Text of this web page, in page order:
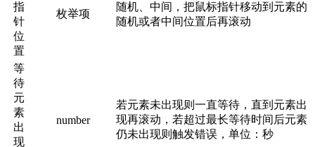
指
针
位
置
枚举项
随机、中间，把鼠标指针移动到元素的
随机或者中间位置后再滚动
等
待
元
素
出
现
number
若元素未出现则一直等待，直到元素出
现再滚动，若超过最长等待时间后元素
仍未出现则触发错误，单位：秒